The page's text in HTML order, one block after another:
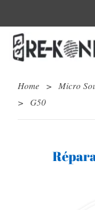
Home > Micro
> G50